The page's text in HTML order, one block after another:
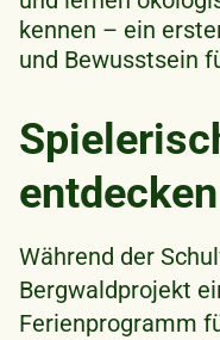
kennen – ein
und Bewusstsein
Während der
Bergwaldprojekt
Ferienprogramm